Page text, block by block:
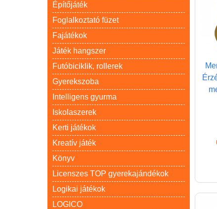
Építőjáték
Foglalkoztató füzet
Fajátékok
Játék hangszer
Futóbiciklik, rollerek
Gyerekszoba
Intelligens gyurma
Iskolaszerek
Kerti játékok
Kreatív játék
Könyv
Licenszes TOP gyerekajándékok
Logikai játékok
LOGICO